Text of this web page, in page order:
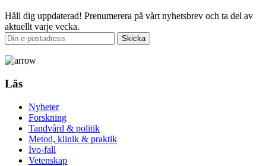
Håll dig uppdaterad! Prenumerera på vårt nyhetsbrev och ta del av
aktuellt varje vecka.
Läs
Nyheter
Forskning
Tandvård & politik
Metod, klinik & praktik
Ivo-fall
Vetenskap